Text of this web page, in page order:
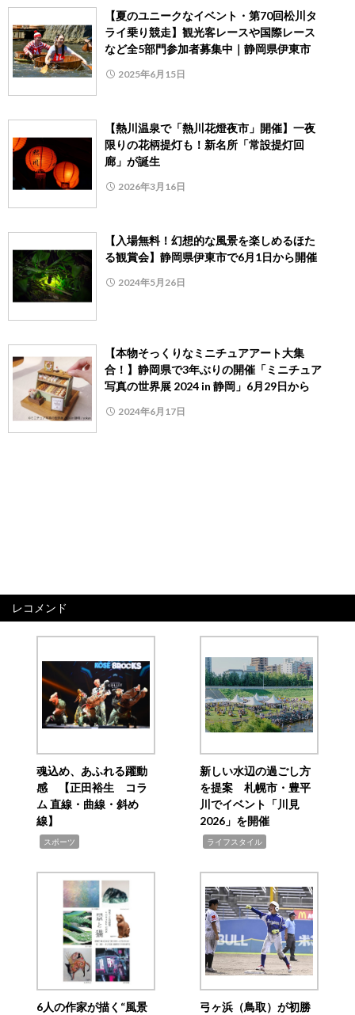
【夏のユニークなイベント・第70回松川タ
ライ乗り競走】観光客レースや国際レース
など全5部門参加者募集中｜静岡県伊東市
2025年6月15日
【熱川温泉で「熱川花燈夜市」開催】一夜
限りの花柄提灯も！新名所「常設提灯回
廊」が誕生
2026年3月16日
【入場無料！幻想的な風景を楽しめるほた
る観賞会】静岡県伊東市で6月1日から開催
2024年5月26日
【本物そっくりなミニチュアアート大集
合！】静岡県で3年ぶりの開催「ミニチュア
写真の世界展 2024 in 静岡」6月29日から
2024年6月17日
レコメンド
魂込め、あふれる躍動
感 【正田裕生 コラ
ム 直線・曲線・斜め
線】
スポーツ
新しい水辺の過ごし方
を提案 札幌市・豊平
川でイベント「川見
2026」を開催
ライフスタイル
6人の作家が描く“風景
弓ヶ浜（鳥取）が初勝